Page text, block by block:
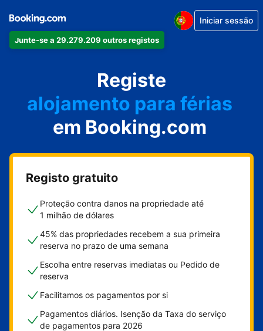
Junte-se a 29.279.209 outros registos
Iniciar sessão
Registe
o seu apartamento
o seu hotel
alojamento para férias
a sua villa
o seu hostel
em Booking.com
Registo gratuito
Proteção contra danos na propriedade até
1 milhão de dólares
45% das propriedades recebem a sua primeira
reserva no prazo de uma semana
Escolha entre reservas imediatas ou Pedido de
reserva
Facilitamos os pagamentos por si
Pagamentos diários. Isenção da Taxa do serviço
de pagamentos para 2026